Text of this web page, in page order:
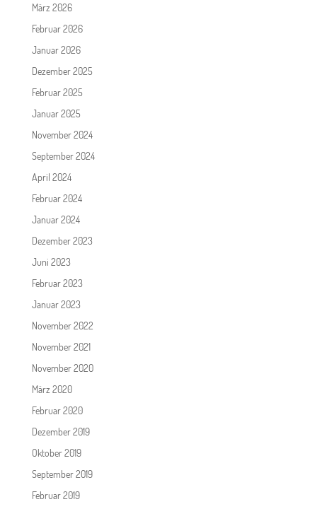
März 2026
Februar 2026
Januar 2026
Dezember 2025
Februar 2025
Januar 2025
November 2024
September 2024
April 2024
Februar 2024
Januar 2024
Dezember 2023
Juni 2023
Februar 2023
Januar 2023
November 2022
November 2021
November 2020
März 2020
Februar 2020
Dezember 2019
Oktober 2019
September 2019
Februar 2019